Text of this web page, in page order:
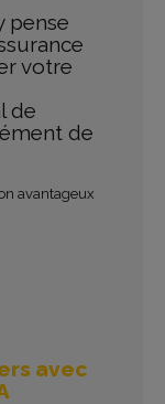
pense
votre
de
de
avantageux
avec